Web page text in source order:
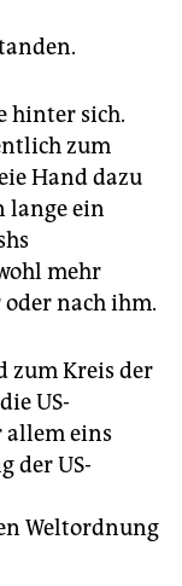
hinter sich.
zum
Hand dazu
lange ein
mehr
nach ihm.
zum Kreis der
US-
eins
der US-
Weltordnung